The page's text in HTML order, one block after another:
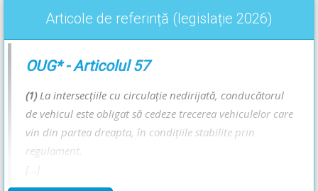
Recomandări:
Explicația completă a indicatorului -->
Regula priorității de dreapta, cazurile în care se aplică și
Prioritatea de trecere acordată prin lege
Articole de referință (legislație 2026)
OUG* - Articolul 57
(1)La intersecţiile cu circulaţie nedirijată, conducătorul
de vehicul este obligat să cedeze trecerea vehiculelor care
vin din partea dreapta, în condiţiile stabilite prin
regulament.